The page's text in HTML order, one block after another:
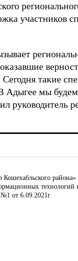
участников
такие
Адыгее мы
руководитель
района»
от 6.09.2021г